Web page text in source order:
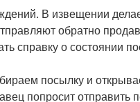
В извещении
обратно
справку о состоянии
посылку и
попросит отправить